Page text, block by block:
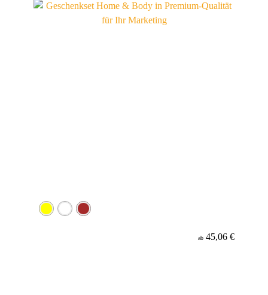
ab 45,06 €